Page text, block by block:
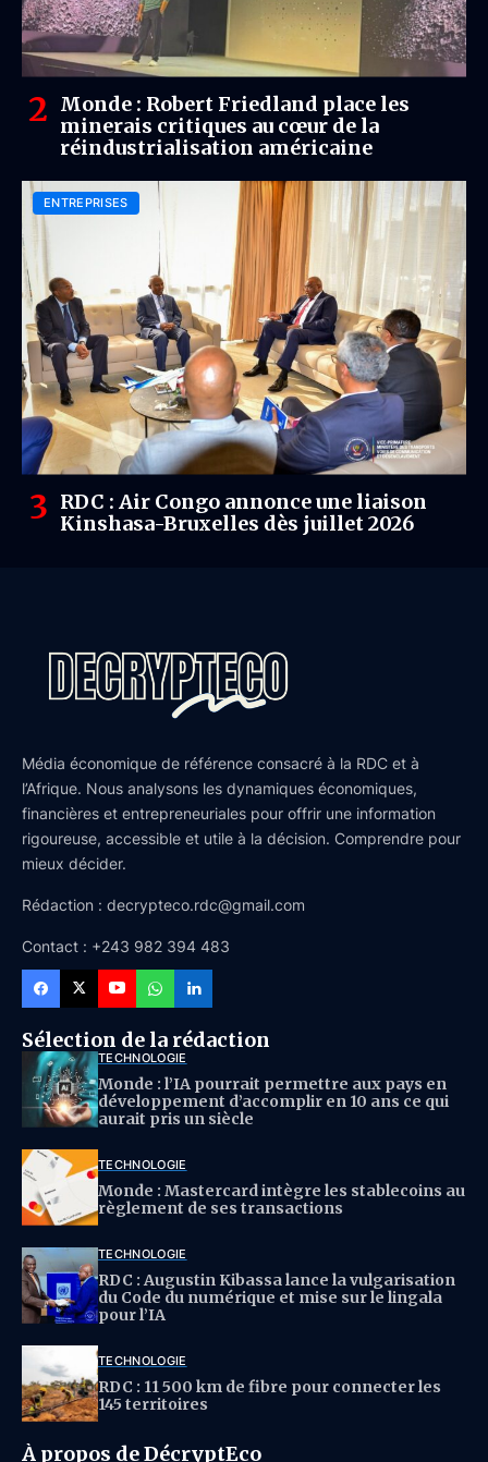
Monde : Robert Friedland place les
minerais critiques au cœur de la
réindustrialisation américaine
ENTREPRISES
RDC : Air Congo annonce une liaison
Kinshasa-Bruxelles dès juillet 2026
Média économique de référence consacré à la RDC et à
l’Afrique. Nous analysons les dynamiques économiques,
financières et entrepreneuriales pour offrir une information
rigoureuse, accessible et utile à la décision. Comprendre pour
mieux décider.
Rédaction : decrypteco.rdc@gmail.com
Contact : +243 982 394 483
Sélection de la rédaction
TECHNOLOGIE
Monde : l’IA pourrait permettre aux pays en
développement d’accomplir en 10 ans ce qui
aurait pris un siècle
TECHNOLOGIE
Monde : Mastercard intègre les stablecoins au
règlement de ses transactions
TECHNOLOGIE
RDC : Augustin Kibassa lance la vulgarisation
du Code du numérique et mise sur le lingala
pour l’IA
TECHNOLOGIE
RDC : 11 500 km de fibre pour connecter les
145 territoires
À propos de DécryptEco